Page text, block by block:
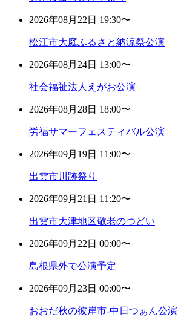
2026年08月22日 19:30〜
松江市大庭ふるさと納涼祭公演
2026年08月24日 13:00〜
社会福祉法人えがお公演
2026年08月28日 18:00〜
労福サマーフェスティバル公演
2026年09月19日 11:00〜
出雲市川跡祭り
2026年09月21日 11:20〜
出雲市大津地区敬老のつどい
2026年09月22日 00:00〜
島根県外で公演予定
2026年09月23日 00:00〜
おおだ秋の彼岸市-中日つぁん公演